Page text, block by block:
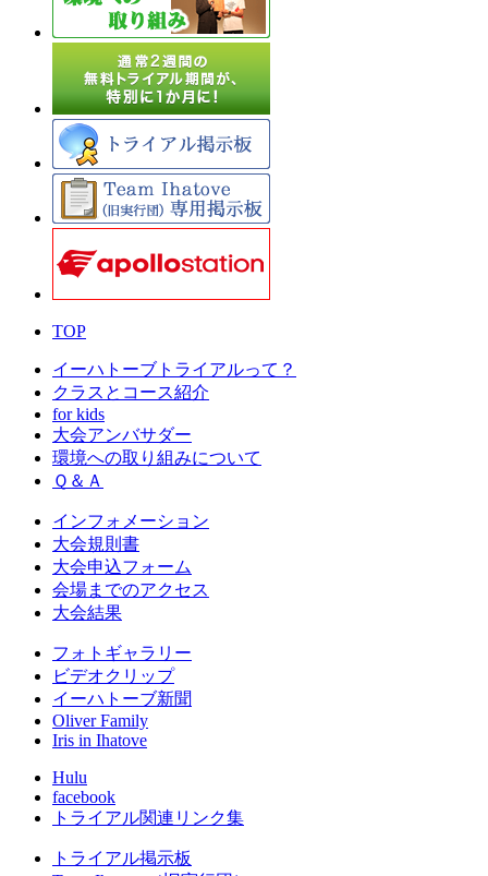
TOP
イーハトーブトライアルって？
クラスとコース紹介
for kids
大会アンバサダー
環境への取り組みについて
Ｑ＆Ａ
インフォメーション
大会規則書
大会申込フォーム
会場までのアクセス
大会結果
フォトギャラリー
ビデオクリップ
イーハトーブ新聞
Oliver Family
Iris in Ihatove
Hulu
facebook
トライアル関連リンク集
トライアル掲示板